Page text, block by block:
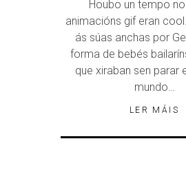
Houbo un tempo
animacións gif eran
ás súas anchas por
forma de bebés
que xiraban sen parar
mundo…
LER MÁIS